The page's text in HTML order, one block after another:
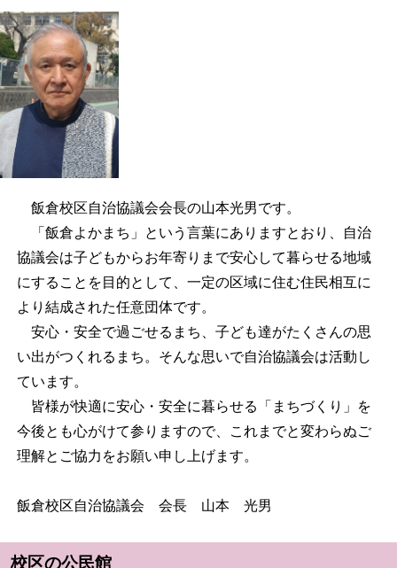
飯倉校区自治協議会会長の山本光男です。
「飯倉よかまち」という言葉にありますとおり、自治
協議会は子どもからお年寄りまで安心して暮らせる地域
にすることを目的として、一定の区域に住む住民相互に
より結成された任意団体です。
安心・安全で過ごせるまち、子ども達がたくさんの思
い出がつくれるまち。そんな思いで自治協議会は活動し
ています。
皆様が快適に安心・安全に暮らせる「まちづくり」を
今後とも心がけて参りますので、これまでと変わらぬご
理解とご協力をお願い申し上げます。
飯倉校区自治協議会 会長 山本 光男
校区の公民館